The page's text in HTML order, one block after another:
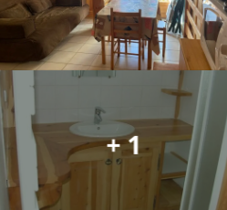
+ 1